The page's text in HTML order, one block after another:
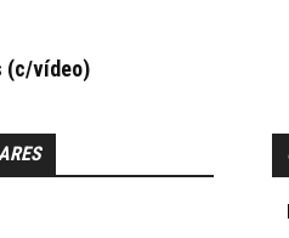
(c/vídeo)